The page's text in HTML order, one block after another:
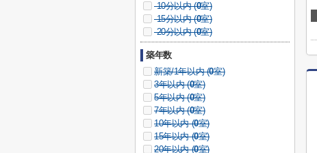
10分以内 (0室)
15分以内 (0室)
20分以内 (0室)
築年数
新築/1年以内 (0室)
3年以内 (0室)
5年以内 (0室)
7年以内 (0室)
10年以内 (0室)
15年以内 (0室)
20年以内 (0室)